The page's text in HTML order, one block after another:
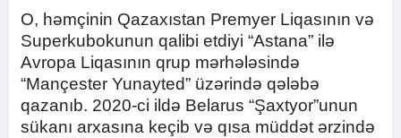
O, həmçinin Qazaxıstan Premyer Liqasının və
Superkubokunun qalibi etdiyi “Astana” ilə
Avropa Liqasının qrup mərhələsində
“Mançester Yunayted” üzərində qələbə
qazanıb. 2020-ci ildə Belarus “Şaxtyor”unun
sükanı arxasına keçib və qısa müddət ərzində